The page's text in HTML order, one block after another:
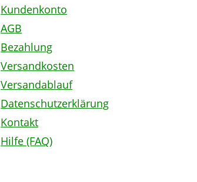
Kundenkonto
AGB
Bezahlung
Versandkosten
Versandablauf
Datenschutzerklärung
Kontakt
Hilfe (FAQ)